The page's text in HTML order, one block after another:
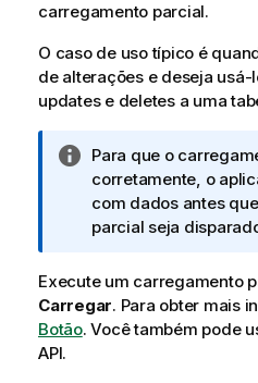
carregamento parcial.
O caso de uso típico é
de alterações e deseja
updatese deletesa uma
N
o
t
a
n
f
o
Para que o
corretamente, o
com dados antes
parcial seja
Execute um carregamento
Carregar. Para obter mais
Botão. Você também pode
API.